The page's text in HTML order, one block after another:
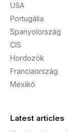
USA
Portugália
Spanyolország
CIS
Hordozók
Franciaország
Mexikó
Latest articles